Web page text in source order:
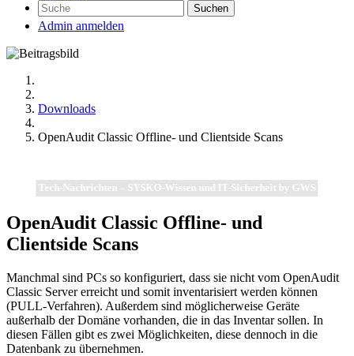
Suchen
Admin anmelden
Downloads
OpenAudit Classic Offline- und Clientside Scans
Tech-Nachrichten – SYSKO-Wissen und IT-Sicherheit by GWS
OpenAudit Classic Offline- und
Clientside Scans
Manchmal sind PCs so konfiguriert, dass sie nicht vom OpenAudit
Classic Server erreicht und somit inventarisiert werden können
(PULL-Verfahren). Außerdem sind möglicherweise Geräte
außerhalb der Domäne vorhanden, die in das Inventar sollen. In
diesen Fällen gibt es zwei Möglichkeiten, diese dennoch in die
Datenbank zu übernehmen.